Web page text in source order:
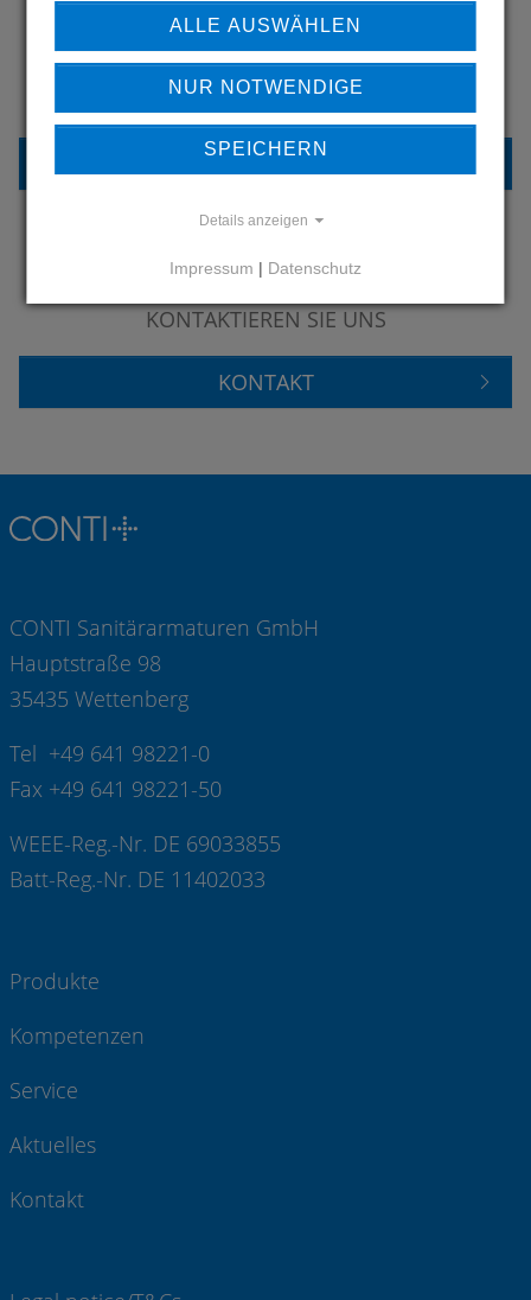
ERFAHREN SIE MEHR ÜBER
UNSERE REFERENZEN
REFERENZEN
HABEN SIE FRAGEN?
KONTAKTIEREN SIE UNS
KONTAKT
CONTI Sanitärarmaturen GmbH
Hauptstraße 98
35435 Wettenberg
Tel +49 641 98221-0
Fax +49 641 98221-50
WEEE-Reg.-Nr. DE 69033855
Batt-Reg.-Nr. DE 11402033
Produkte
Kompetenzen
Service
Aktuelles
Kontakt
ALLE AUSWÄHLEN
NUR NOTWENDIGE
SPEICHERN
Details anzeigen
Impressum | Datenschutz